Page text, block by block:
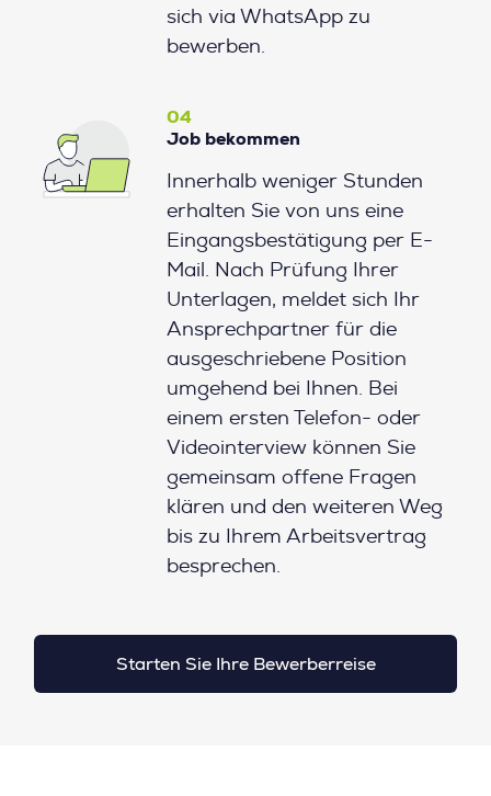
sich via WhatsApp zu
bewerben.
04
Job bekommen
Innerhalb weniger Stunden
erhalten Sie von uns eine
Eingangsbestätigung per E-
Mail. Nach Prüfung Ihrer
Unterlagen, meldet sich Ihr
Ansprechpartner für die
ausgeschriebene Position
umgehend bei Ihnen. Bei
einem ersten Telefon- oder
Videointerview können Sie
gemeinsam offene Fragen
klären und den weiteren Weg
bis zu Ihrem Arbeitsvertrag
besprechen.
Starten Sie Ihre Bewerberreise